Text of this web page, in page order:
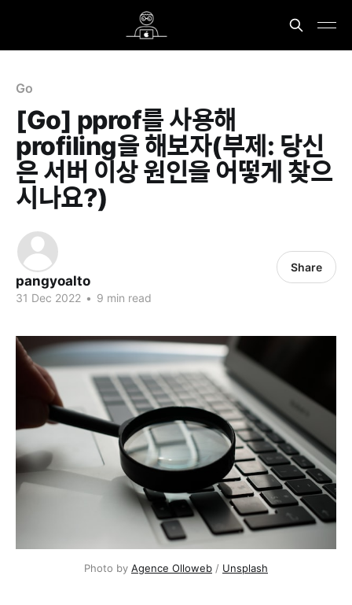
Go
[Go] pprof를 사용해
profiling을 해보자(부제: 당신
은 서버 이상 원인을 어떻게 찾으
시나요?)
pangyoalto
31 Dec 2022 • 9 min read
Share
Photo by Agence Olloweb / Unsplash